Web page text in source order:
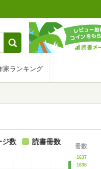
家ランキング
1636
1637
冊数
ジ数 読書冊数